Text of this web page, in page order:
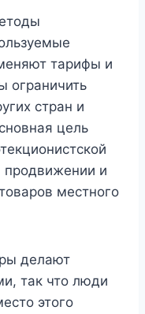
тарифы и
ограничить
стран и
цель
продвижении и
местного
делают
так что люди
этого